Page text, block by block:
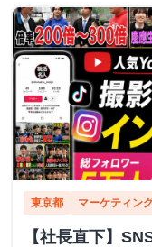
東京都 マーケティン
【社長直下】